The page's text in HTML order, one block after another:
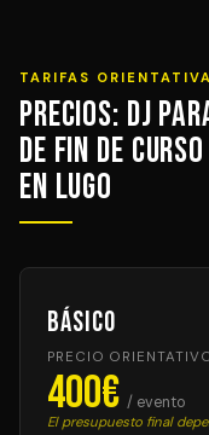
TARIFAS
Precios: DJ
de Fin de Curso
en Lugo
Básico
PRECIO
400€ / evento
El presupuesto final